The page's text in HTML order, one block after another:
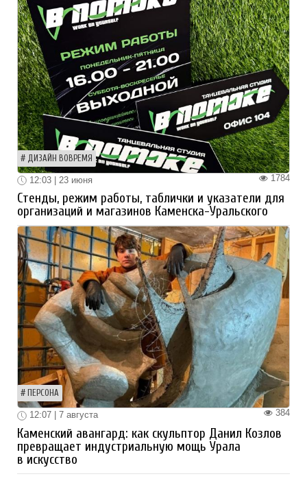
ДИЗАЙН ВОВРЕМЯ
1784
12:03 | 23 июня
Стенды, режим работы, таблички и указатели для
организаций и магазинов Каменска-Уральского
ПЕРСОНА
384
12:07 | 7 августа
Каменский авангард: как скульптор Данил Козлов
превращает индустриальную мощь Урала
в искусство